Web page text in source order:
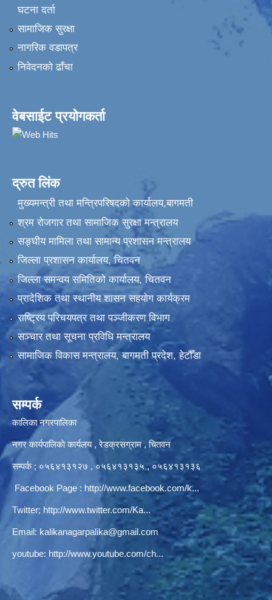
घटना दर्ता
सामाजिक सुरक्षा
नागरिक वडापत्र
निवेदनकाे ढाँचा
वेबसाईट प्रयोगकर्ता
द्रुत लिंक
मुख्यमन्त्री तथा मन्त्रिपरिषदको कार्यालय,बागमती
श्रम रोजगार तथा सामाजिक सुरक्षा मन्त्रालय
सङ्‍घीय मामिला तथा सामान्य प्रशासन मन्त्रालय
जिल्ला प्रशासन कार्यालय, चितवन
जिल्ला समन्वय समितिको कार्यालय, चितवन
प्रादेशिक तथा स्थानीय शासन सहयोग कार्यक्रम
राष्ट्रिय परिचयपत्र तथा पञ्‍जीकरण विभाग
सञ्‍चार तथा सूचना प्रविधि मन्त्रालय
सामाजिक विकास मन्त्रालय, बागमती प्रदेश, हेटौँडा
सम्पर्क
कालिका नगरपालिका
नगर कार्यपालिकाे कार्यलय‍ , रेडक्रसग्राम , चितवन
सम्पर्क ; ०५६४१३१२७ , ०५६४१३१३५ , ०५६४१३१३६
Facebook Page : http://www.facebook.com/k...
Twitter; http://www.twitter.com/Ka...
Email: kalikanagarpalika@gmail.com
youtube: http://www.youtube.com/ch...